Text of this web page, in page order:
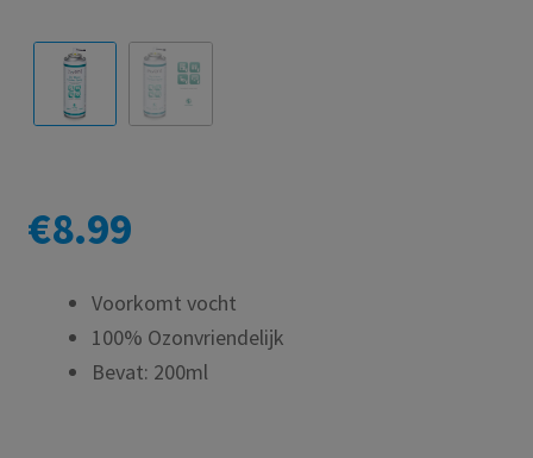
€8.99
Voorkomt vocht
100% Ozonvriendelijk
Bevat: 200ml